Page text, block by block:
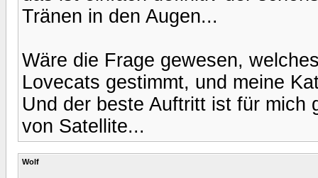
Tränen in den Augen...
Wäre die Frage gewesen,
Lovecats gestimmt, und meine
Und der beste Auftritt ist für mich
von Satellite...
Wolf